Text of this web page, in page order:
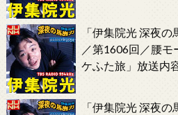
「伊集院光 深夜
／第1606回／腰
ケふた旅」放送内
「伊集院光 深夜